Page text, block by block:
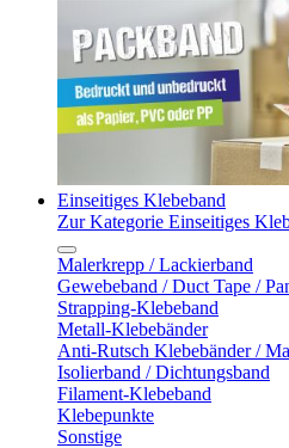
Einseitiges Klebeband
Zur Kategorie Einseitiges
Malerkrepp / Lackierband
Gewebeband / Duct Tape /
Strapping-Klebeband
Metall-Klebebänder
Anti-Rutsch Klebebänder /
Isolierband / Dichtungsband
Filament-Klebeband
Klebepunkte
Sonstige